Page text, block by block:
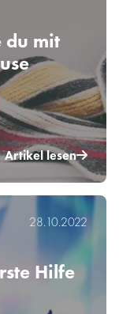
du mit
Artikel lesen
28.10.2022
Hilfe